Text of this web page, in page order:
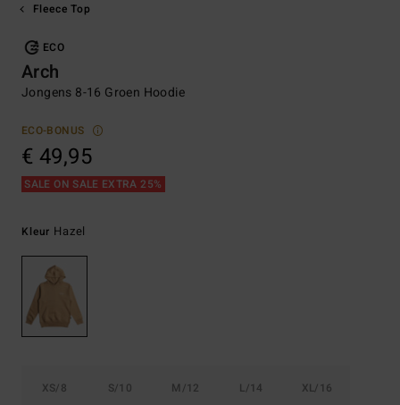
Fleece Top
ECO
Arch
Jongens 8-16 Groen Hoodie
ECO-BONUS
€ 49,95
SALE ON SALE EXTRA 25%
Kleur Hazel
XS/8 S/10 M/12 L/14 XL/16